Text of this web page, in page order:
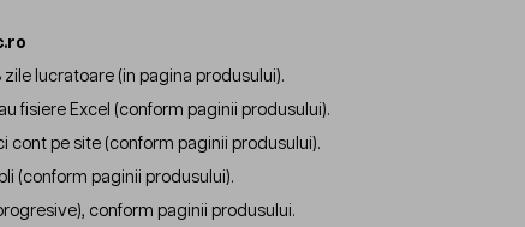
lucratoare (in pagina produsului).
fisiere Excel (conform paginii produsului).
cont pe site (conform paginii produsului).
(conform paginii produsului).
conform paginii produsului.